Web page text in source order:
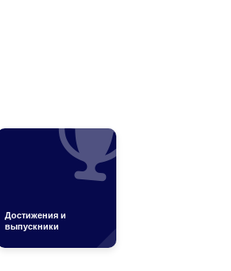
Достижения и
выпускники